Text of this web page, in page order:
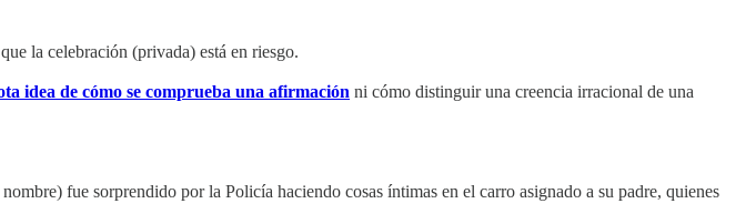
la celebración (privada) está en riesgo.
idea de cómo se comprueba una afirmación ni cómo distinguir una creencia irracional de una
fue sorprendido por la Policía haciendo cosas íntimas en el carro asignado a su padre, quienes